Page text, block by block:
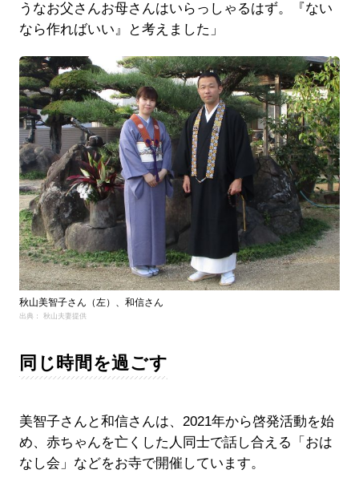
うなお父さんお母さんはいらっしゃるはず。『ない
なら作ればいい』と考えました」
秋山美智子さん（左）、和信さん
出典： 秋山夫妻提供
同じ時間を過ごす
美智子さんと和信さんは、2021年から啓発活動を始
め、赤ちゃんを亡くした人同士で話し合える「おは
なし会」などをお寺で開催しています。